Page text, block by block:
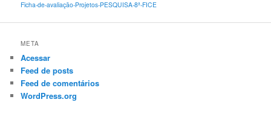
Ficha-de-avaliação-Projetos-PESQUISA-8ª-FICE
META
Acessar
Feed de posts
Feed de comentários
WordPress.org